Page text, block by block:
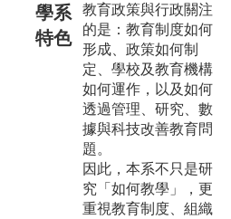
學系
特色
教育政策與行政關注
的是：教育制度如何
形成、政策如何制
定、學校及教育機構
如何運作，以及如何
透過管理、研究、數
據與科技改善教育問
題。
因此，本系不只是研
究「如何教學」，更
重視教育制度、組織